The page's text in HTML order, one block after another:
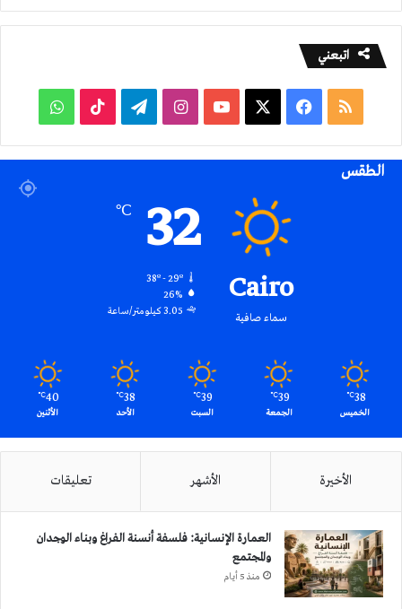
اتبعني
ملخص
الموقع
فيسبوك ‫YouTubeانستقرامتيلقرام ‫TikTokواتساب
الطقس
Cairo
سماء صافية
32
℃
38º - 29º
26%
3.05 كيلومتر/ساعة
38
℃
الخميس
39
℃
الجمعة
39
℃
السبت
38
℃
الأحد
40
℃
الأثنين
الأخيرة الأشهر تعليقات
العمارة الإنسانية: فلسفة أنسنة الفراغ وبناء الوجدان
والمجتمع
منذ 5 أيام